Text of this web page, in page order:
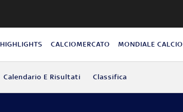
HIGHLIGHTS CALCIOMERCATO MONDIALE CALCIO
Calendario E Risultati Classifica